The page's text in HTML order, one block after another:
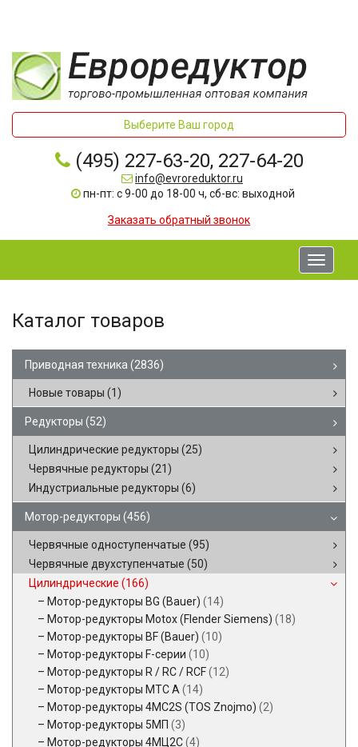
Выберите Ваш город
(495) 227-63-20, 227-64-20
info@evroreduktor.ru
пн-пт: с 9-00 до 18-00 ч, сб-вс: выходной
Заказать обратный звонок
Toggle
Каталог товаров
Приводная техника (2836)
Новые товары (1)
Редукторы (52)
Цилиндрические редукторы (25)
Червячные редукторы (21)
Индустриальные редукторы (6)
Мотор-редукторы (456)
Червячные одноступенчатые (95)
Червячные двухступенчатые (50)
Цилиндрические (166)
Мотор-редукторы BG (Bauer) (14)
Мотор-редукторы Motox (Flender Siemens) (18)
Мотор-редукторы BF (Bauer) (10)
Мотор-редукторы F-серии (10)
Мотор-редукторы R / RC / RCF(12)
Мотор-редукторы MTC A (14)
Мотор-редукторы 4MC2S (TOS Znojmo) (2)
Мотор-редукторы 5МП (3)
Мотор-редукторы 4МЦ2С(4)